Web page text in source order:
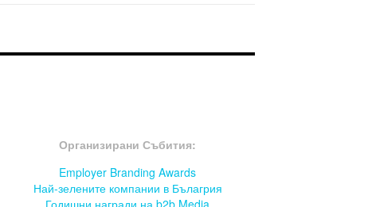
Организирани Събития:
Employer Branding Awards
Най-зелените компании в Бълагрия